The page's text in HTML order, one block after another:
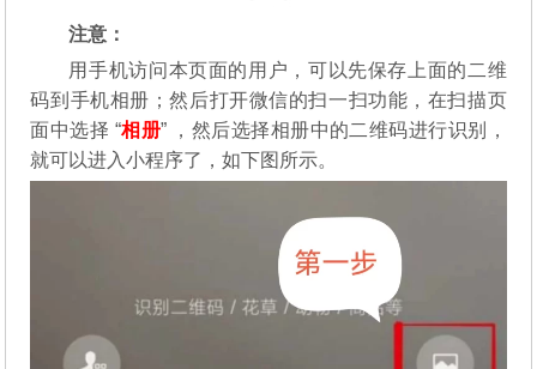
注意：
用手机访问本页面的用户，可以先保存上面的二维
码到手机相册；然后打开微信的扫一扫功能，在扫描页
面中选择 “相册” ，然后选择相册中的二维码进行识别，
就可以进入小程序了，如下图所示。